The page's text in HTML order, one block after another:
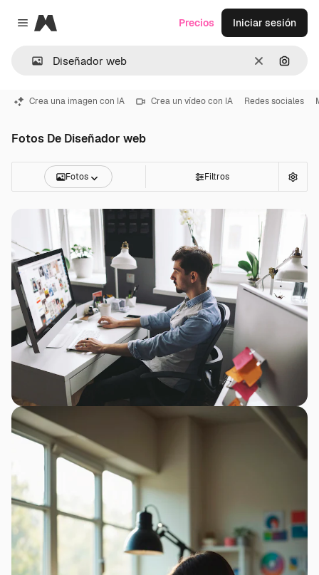
Close menu
Magnific
Borrar
Precios Iniciar sesión
Crea una imagen con IA Crea un vídeo con IA Redes sociales
Fotos De Diseñador web
Fotos Filtros